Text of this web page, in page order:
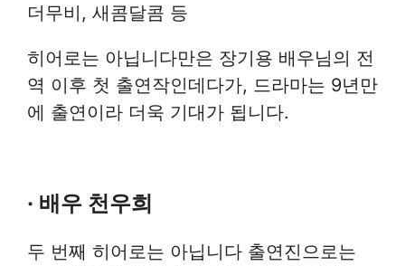
더무비, 새콤달콤 등
히어로는 아닙니다만은 장기용 배우님의 전
역 이후 첫 출연작인데다가, 드라마는 9년만
에 출연이라 더욱 기대가 됩니다.
· 배우 천우희
두 번째 히어로는 아닙니다 출연진으로는